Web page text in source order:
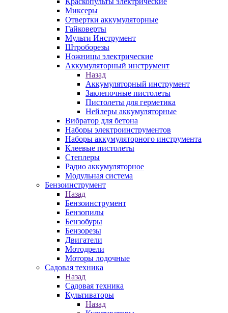
Миксеры
Отвертки аккумуляторные
Гайковерты
Мульти Инструмент
Штроборезы
Ножницы электрические
Аккумуляторный инструмент
Назад
Аккумуляторный инструмент
Заклепочные пистолеты
Пистолеты для герметика
Нейлеры аккумуляторные
Вибратор для бетона
Наборы электроинструментов
Наборы аккумуляторного инструмента
Клеевые пистолеты
Степлеры
Радио аккумуляторное
Модульная система
Бензоинструмент
Назад
Бензоинструмент
Бензопилы
Бензобуры
Бензорезы
Двигатели
Мотодрели
Моторы лодочные
Садовая техника
Назад
Садовая техника
Культиваторы
Назад